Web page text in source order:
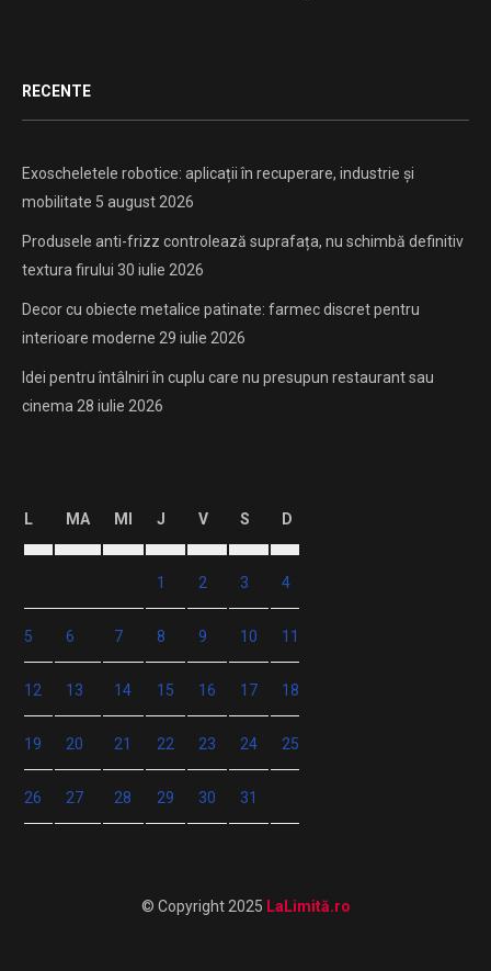
RECENTE
Exoscheletele robotice: aplicații în recuperare, industrie și
mobilitate 5 august 2026
Produsele anti-frizz controlează suprafața, nu schimbă definitiv
textura firului 30 iulie 2026
Decor cu obiecte metalice patinate: farmec discret pentru
interioare moderne 29 iulie 2026
Idei pentru întâlniri în cuplu care nu presupun restaurant sau
cinema28 iulie 2026
L MA MI J V S D
1 2 3 4
5 6 7 8 9 10 11
12 13 14 15 16 17 18
19 20 21 22 23 24 25
26 27 28 29 30 31
© Copyright 2025 LaLimită.ro